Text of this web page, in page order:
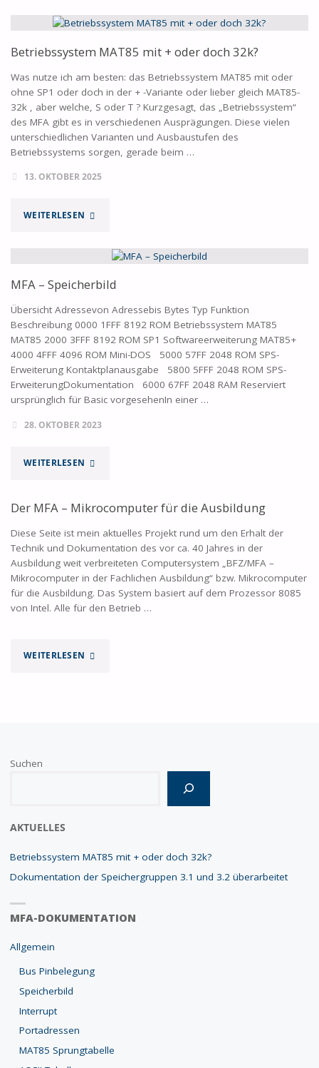
Betriebssystem MAT85 mit + oder doch 32k?
Was nutze ich am besten: das Betriebssystem MAT85 mit oder
ohne SP1 oder doch in der + -Variante oder lieber gleich MAT85-
32k , aber welche, S oder T ? Kurzgesagt, das „Betriebssystem“
des MFA gibt es in verschiedenen Ausprägungen. Diese vielen
unterschiedlichen Varianten und Ausbaustufen des
Betriebssystems sorgen, gerade beim …
13. OKTOBER 2025
WEITERLESEN "BETRIEBSSYSTEM
ODER
DOCH
32K?"
MFA – Speicherbild
Übersicht Adressevon Adressebis Bytes Typ Funktion
Beschreibung 0000 1FFF 8192 ROM Betriebssystem MAT85
MAT85 2000 3FFF 8192 ROM SP1 Softwareerweiterung MAT85+
4000 4FFF 4096 ROM Mini-DOS 5000 57FF 2048 ROM SPS-
Erweiterung Kontaktplanausgabe 5800 5FFF 2048 ROM SPS-
ErweiterungDokumentation 6000 67FF 2048 RAM Reserviert
ursprünglich für Basic vorgesehenIn einer …
28. OKTOBER 2023
WEITERLESEN "MFA
SPEICHERBILD"
Der MFA – Mikrocomputer für die Ausbildung
Diese Seite ist mein aktuelles Projekt rund um den Erhalt der
Technik und Dokumentation des vor ca. 40 Jahres in der
Ausbildung weit verbreiteten Computersystem „BFZ/MFA –
Mikrocomputer in der Fachlichen Ausbildung“ bzw. Mikrocomputer
für die Ausbildung. Das System basiert auf dem Prozessor 8085
von Intel. Alle für den Betrieb …
WEITERLESEN "DER
Suchen
AKTUELLES
Betriebssystem MAT85 mit + oder doch 32k?
Dokumentation der Speichergruppen 3.1 und 3.2 überarbeitet
MFA-DOKUMENTATION
Allgemein
Bus Pinbelegung
Speicherbild
Interrupt
Portadressen
MAT85 Sprungtabelle